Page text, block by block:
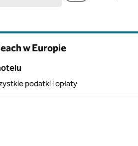
w Europie
podatki i opłaty